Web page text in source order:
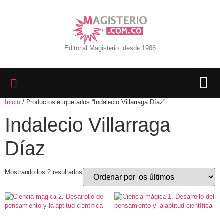
Editorial Magisterio: desde 1986
Inicio / Productos etiquetados “Indalecio Villarraga Díaz”
Indalecio Villarraga
Díaz
Mostrando los 2 resultados